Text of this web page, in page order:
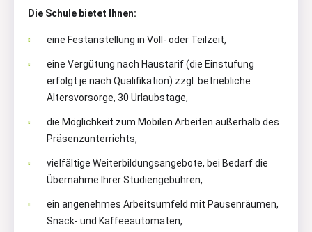
Die Schule bietet Ihnen:
eine Festanstellung in Voll- oder Teilzeit,
eine Vergütung nach Haustarif (die Einstufung
erfolgt je nach Qualifikation) zzgl. betriebliche
Altersvorsorge, 30 Urlaubstage,
die Möglichkeit zum Mobilen Arbeiten außerhalb des
Präsenzunterrichts,
vielfältige Weiterbildungsangebote, bei Bedarf die
Übernahme Ihrer Studiengebühren,
ein angenehmes Arbeitsumfeld mit Pausenräumen,
Snack- und Kaffeeautomaten,